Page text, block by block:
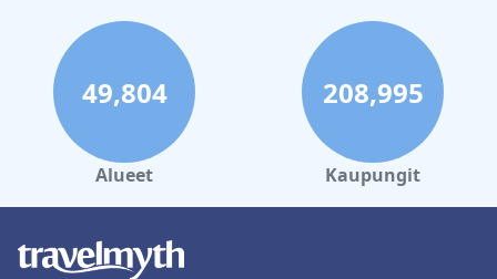
49,804
Alueet
208,995
Kaupungit